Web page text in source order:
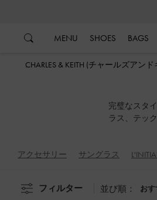
MENU SHOES BAGS
CHARLES & KEITH (チャールズアン
完璧なスタ
ラス、テッ
アクセサリー サングラス
フィルター 並び順： お